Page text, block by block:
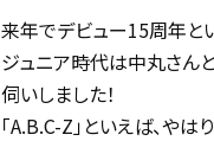
来年でデビュー15周年とい
ジュニア時代は中丸さん
伺いしました！
「A.B.C-Z」といえば、や